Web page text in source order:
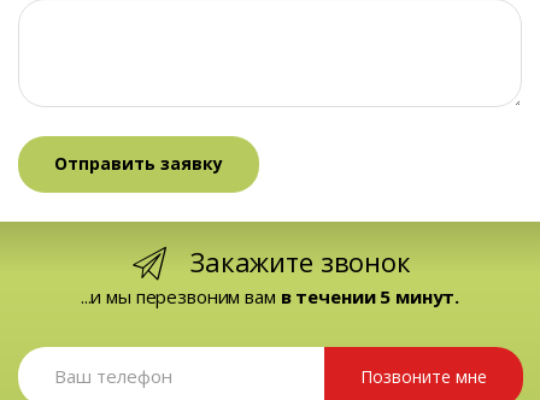
Закажите звонок
...и мы перезвоним вам в течении 5 минут.
Позвоните мне